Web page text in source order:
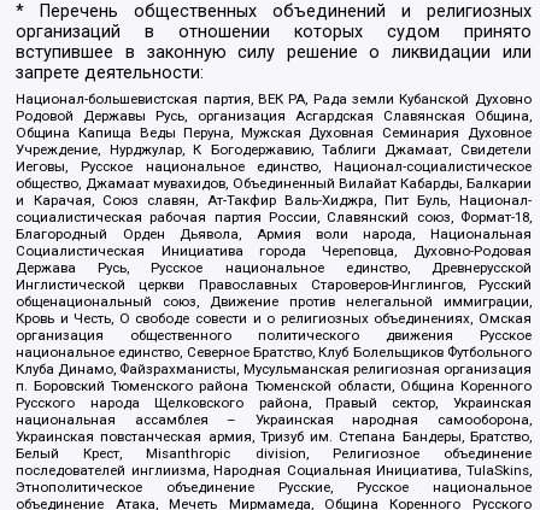
* Перечень общественных объединений и религиозных
организаций в отношении которых судом принято
вступившее в законную силу решение о ликвидации или
запрете деятельности:
Национал-большевистская партия, ВЕК РА, Рада земли Кубанской Духовно
Родовой Державы Русь, организация Асгардская Славянская Община,
Община Капища Веды Перуна, Мужская Духовная Семинария Духовное
Учреждение, Нурджулар, К Богодержавию, Таблиги Джамаат, Свидетели
Иеговы, Русское национальное единство, Национал-социалистическое
общество, Джамаат мувахидов, Объединенный Вилайат Кабарды, Балкарии
и Карачая, Союз славян, Ат-Такфир Валь-Хиджра, Пит Буль, Национал-
социалистическая рабочая партия России, Славянский союз, Формат-18,
Благородный Орден Дьявола, Армия воли народа, Национальная
Социалистическая Инициатива города Череповца, Духовно-Родовая
Держава Русь, Русское национальное единство, Древнерусской
Инглистической церкви Православных Староверов-Инглингов, Русский
общенациональный союз, Движение против нелегальной иммиграции,
Кровь и Честь, О свободе совести и о религиозных объединениях, Омская
организация общественного политического движения Русское
национальное единство, Северное Братство, Клуб Болельщиков Футбольного
Клуба Динамо, Файзрахманисты, Мусульманская религиозная организация
п. Боровский Тюменского района Тюменской области, Община Коренного
Русского народа Щелковского района, Правый сектор, Украинская
национальная ассамблея – Украинская народная самооборона,
Украинская повстанческая армия, Тризуб им. Степана Бандеры, Братство,
Белый Крест, Misanthropic division, Религиозное объединение
последователей инглиизма, Народная Социальная Инициатива, TulaSkins,
Этнополитическое объединение Русские, Русское национальное
объединение Атака, Мечеть Мирмамеда, Община Коренного Русского